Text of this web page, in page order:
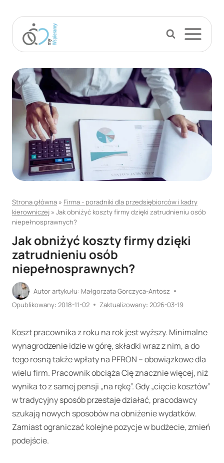
Strona główna » Firma - poradniki dla przedsiębiorców i kadry
kierowniczej » Jak obniżyć koszty firmy dzięki zatrudnieniu osób
niepełnosprawnych?
Jak obniżyć koszty firmy dzięki
zatrudnieniu osób
niepełnosprawnych?
Autor artykułu: Małgorzata Gorczyca-Antosz
Opublikowany: 2018-11-02 Zaktualizowany: 2026-03-19
Koszt pracownika z roku na rok jest wyższy. Minimalne
wynagrodzenie idzie w górę, składki wraz z nim, a do
tego rosną także wpłaty na PFRON – obowiązkowe dla
wielu firm. Pracownik obciąża Cię znacznie więcej, niż
wynika to z samej pensji „na rękę”. Gdy „cięcie kosztów”
w tradycyjny sposób przestaje działać, pracodawcy
szukają nowych sposobów na obniżenie wydatków.
Zamiast ograniczać kolejne pozycje w budżecie, zmień
podejście.